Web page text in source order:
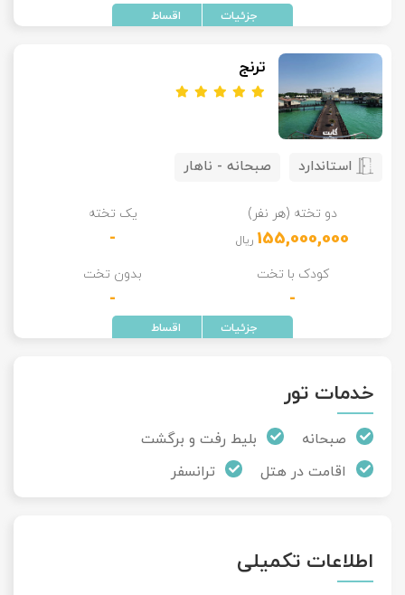
ترنج
استاندارد صبحانه - ناهار
دو تخته (هر نفر)
155,000,000 ریال
یک تخته
-
کودک با تخت
-
بدون تخت
-
خدمات تور
صبحانه
بلیط رفت و برگشت
اقامت در هتل
ترانسفر
اطلاعات تکمیلی